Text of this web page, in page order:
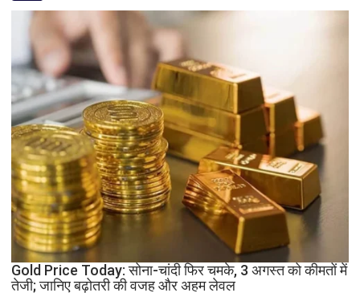
बाद
क्यों
जाता
है
टैक्स
रिफंड,
जानिए
बड़े
कारण
और
समाधान
Gold Price Today: सोना-चांदी फिर चमके, 3 अगस्त को कीमतों में
तेजी; जानिए बढ़ोतरी की वजह और अहम लेवल